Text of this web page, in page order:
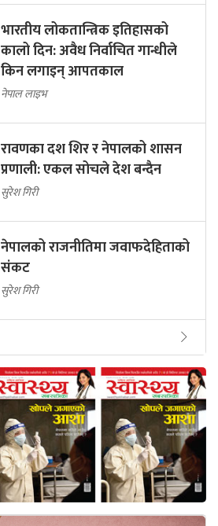
भारतीय लोकतान्त्रिक इतिहासको
कालो दिन: अवैध निर्वाचित गान्धीले
किन लगाइन् आपतकाल
नेपाल लाइभ
रावणका दश शिर र नेपालको शासन
प्रणाली: एकल सोचले देश बन्दैन
सुरेश गिरी
नेपालको राजनीतिमा जवाफदेहिताको
संकट
सुरेश गिरी